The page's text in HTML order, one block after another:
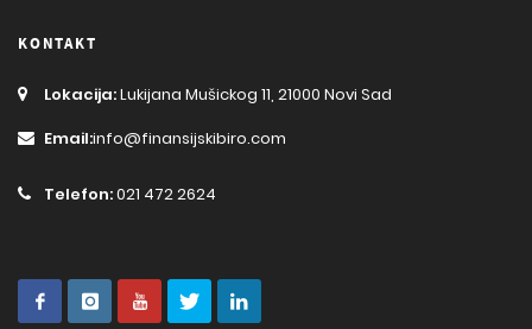
KONTAKT
Lokacija:Lukijana Mušickog 11, 21000 Novi Sad
Email:info@finansijskibiro.com
Telefon:021 472 2624